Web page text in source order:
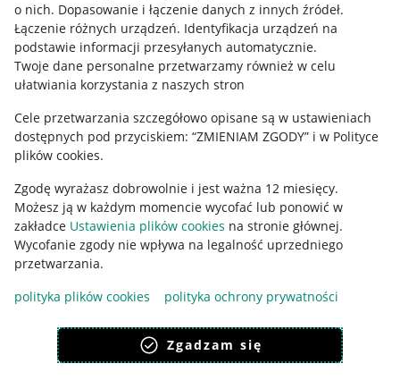
o nich. Dopasowanie i łączenie danych z innych źródeł.
Łączenie różnych urządzeń. Identyfikacja urządzeń na
podstawie informacji przesyłanych automatycznie.
Twoje dane personalne przetwarzamy również w celu
ułatwiania korzystania z naszych stron
Cele przetwarzania szczegółowo opisane są w ustawieniach
dostępnych pod przyciskiem: “ZMIENIAM ZGODY” i w Polityce
plików cookies.
Zgodę wyrażasz dobrowolnie i jest ważna 12 miesięcy.
Możesz ją w każdym momencie wycofać lub ponowić w
zakładce Ustawienia plików cookies na stronie głównej.
Wycofanie zgody nie wpływa na legalność uprzedniego
przetwarzania.
polityka plików cookies
polityka ochrony prywatności
Zgadzam się
Regulamin
Polityka plików "cookies"
Ustawienia plików "cookies"
Udostępnianie lokalizacji
Informacje dla Aktu o Usługach Cyfrowych
Pobierz aplikację